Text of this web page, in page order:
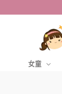
女童